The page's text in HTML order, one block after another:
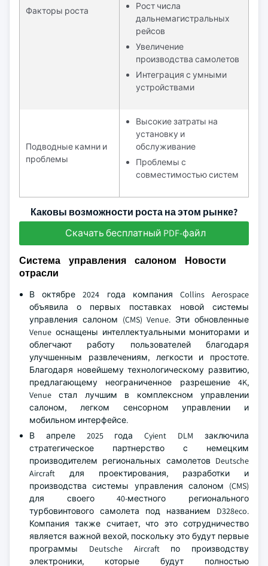
Факторы роста
Рост числа
дальнемагистральных
рейсов
Увеличение
производства самолетов
Интеграция с умными
устройствами
Подводные камни и
проблемы
Высокие затраты на
установку и
обслуживание
Проблемы с
совместимостью систем
Каковы возможности роста на этом рынке?
Скачать бесплатный PDF-файл
Система управления салоном Новости
отрасли
В октябре 2024 года компания Collins Aerospace
объявила о первых поставках новой системы
управления салоном (CMS) Venue. Эти обновленные
Venue оснащены интеллектуальными мониторами и
облегчают работу пользователей благодаря
улучшенным развлечениям, легкости и простоте.
Благодаря новейшему технологическому развитию,
предлагающему неограниченное разрешение 4K,
Venue стал лучшим в комплексном управлении
салоном, легком сенсорном управлении и
мобильном интерфейсе.
В апреле 2025 года Cyient DLM заключила
стратегическое партнерство с немецким
производителем региональных самолетов Deutsche
Aircraft для проектирования, разработки и
производства системы управления салоном (CMS)
для своего 40-местного регионального
турбовинтового самолета под названием D328eco.
Компания также считает, что это сотрудничество
является важной вехой, поскольку это будут первые
программы Deutsche Aircraft по производству
электроники, которые будут полностью